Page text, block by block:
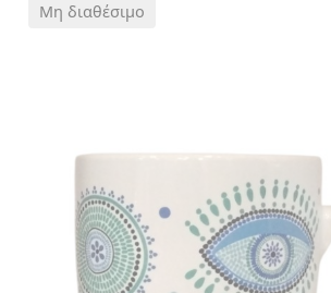
Μη διαθέσιμο